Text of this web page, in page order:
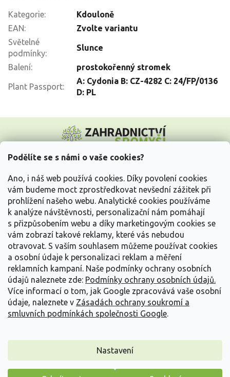
Podělíte se s námi o vaše cookies?
Ano, i náš web používá cookies. Díky povolení cookies
vám budeme moct zprostředkovat nevšední zážitek při
prohlížení našeho webu. Analytické cookies používáme
k analýze návštěvnosti, personalizační nám pomáhají
s přizpůsobením webu a díky marketingovým cookies se
vám zobrazí takové reklamy, které vás nebudou
otravovat. S vaším souhlasem můžeme používat cookies
a osobní údaje k personalizaci reklam a měření
reklamních kampaní. Naše podmínky ochrany osobních
údajů naleznete zde: Podmínky ochrany osobních údajů.
Více informací o tom, jak Google zpracovává vaše osobní
údaje, naleznete v Zásadách ochrany soukromí a
smluvních podmínkách společnosti Google.
Nastavení
Kategorie:
Kdouloně
EAN:
Zvolte variantu
Světelné
podmínky:
Slunce
Balení: prostokořenný stromek
Plant Passport:
A: Cydonia B: CZ-4282 C: 24/FP/0136
D: PL
p
Vše o nákupu
Informace pro Vás
Kontakujte nás
Vytvořil Shoptet